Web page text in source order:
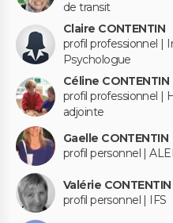
de transit
Claire CONTENTIN
profil professionnel |
Psychologue
Céline CONTENTIN
profil professionnel |
adjointe
Gaelle CONTENTIN
profil personnel |
Valérie CONTENTIN
profil personnel | IFS